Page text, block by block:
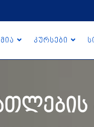
კურსები